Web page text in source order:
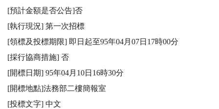
[預計金額是否公告]否
[執行現況] 第一次招標
[領標及投標期限] 即日起至95年04月07日17時00分
[採行協商措施] 否
[開標日期] 95年04月10日16時30分
[開標地點]法務部二樓簡報室
[投標文字] 中文